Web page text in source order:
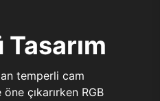
Tasarım
temperli cam
çıkarırken RGB